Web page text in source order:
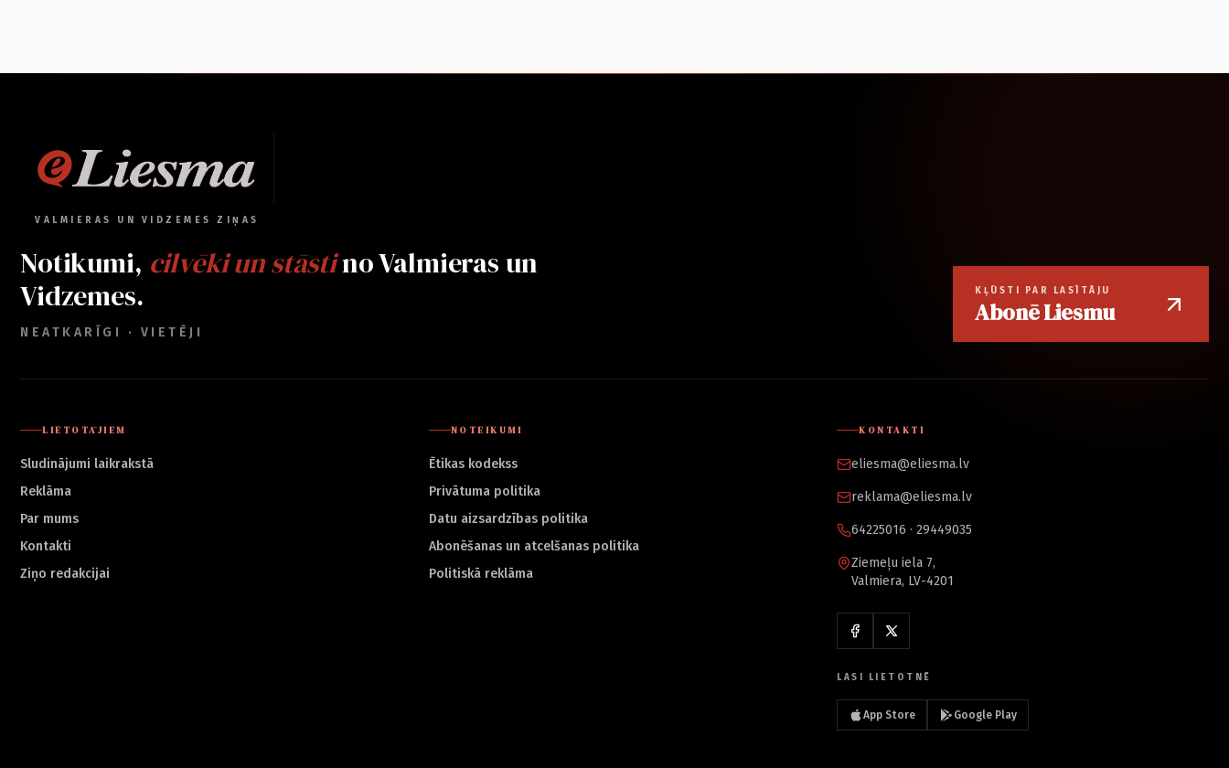
VALMIERAS UN VIDZEMES ZIŅAS
Notikumi, cilvēki un stāstino Valmieras un
Vidzemes.
NEATKARĪGI · VIETĒJI
KĻŪSTI PAR LASĪTĀJU
Abonē Liesmu
LIETOTĀJIEM
Sludinājumi laikrakstā
Reklāma
Par mums
Kontakti
Ziņo redakcijai
NOTEIKUMI
Ētikas kodekss
Privātuma politika
Datu aizsardzības politika
Abonēšanas un atcelšanas politika
Politiskā reklāma
KONTAKTI
eliesma@eliesma.lv
reklama@eliesma.lv
64225016 · 29449035
Ziemeļu iela 7,
Valmiera, LV-4201
LASI LIETOTNĒ
App Store Google Play